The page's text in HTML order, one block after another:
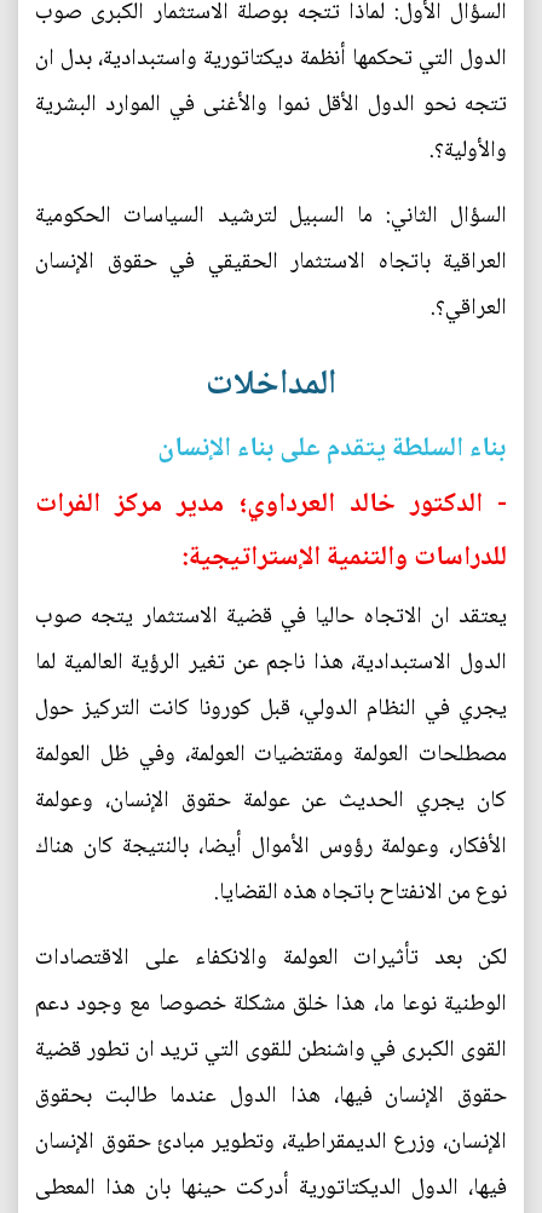
السؤال الأول: لماذا تتجه بوصلة الاستثمار الكبرى صوب
الدول التي تحكمها أنظمة ديكتاتورية واستبدادية، بدل ان
تتجه نحو الدول الأقل نموا والأغنى في الموارد البشرية
والأولية؟.
السؤال الثاني: ما السبيل لترشيد السياسات الحكومية
العراقية باتجاه الاستثمار الحقيقي في حقوق الإنسان
العراقي؟.
المداخلات
بناء السلطة يتقدم على بناء الإنسان
- الدكتور خالد العرداوي؛ مدير مركز الفرات
للدراسات والتنمية الإستراتيجية:
يعتقد ان الاتجاه حاليا في قضية الاستثمار يتجه صوب
الدول الاستبدادية، هذا ناجم عن تغير الرؤية العالمية لما
يجري في النظام الدولي، قبل كورونا كانت التركيز حول
مصطلحات العولمة ومقتضيات العولمة، وفي ظل العولمة
كان يجري الحديث عن عولمة حقوق الإنسان، وعولمة
الأفكار، وعولمة رؤوس الأموال أيضا، بالنتيجة كان هناك
نوع من الانفتاح باتجاه هذه القضايا.
لكن بعد تأثيرات العولمة والانكفاء على الاقتصادات
الوطنية نوعا ما، هذا خلق مشكلة خصوصا مع وجود دعم
القوى الكبرى في واشنطن للقوى التي تريد ان تطور قضية
حقوق الإنسان فيها، هذا الدول عندما طالبت بحقوق
الإنسان، وزرع الديمقراطية، وتطوير مبادئ حقوق الإنسان
فيها، الدول الديكتاتورية أدركت حينها بان هذا المعطى